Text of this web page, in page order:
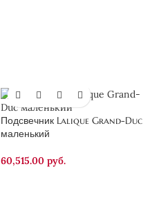
Подсвечник Lalique Grand-Duc
маленький
60,515.00 руб.